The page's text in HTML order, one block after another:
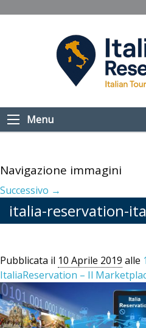
Menu
Navigazione immagini
Successivo →
italia-reservation-
Pubblicata il 10 Aprile 2019 alle
ItaliaReservation – Il